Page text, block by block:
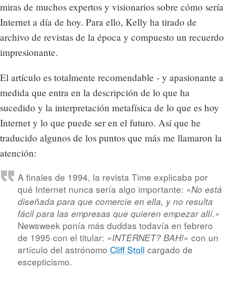
miras de muchos expertos y visionarios sobre cómo sería
Internet a día de hoy. Para ello, Kelly ha tirado de
archivo de revistas de la época y compuesto un recuerdo
impresionante.
El artículo es totalmente recomendable - y apasionante a
medida que entra en la descripción de lo que ha
sucedido y la interpretación metafísica de lo que es hoy
Internet y lo que puede ser en el futuro. Así que he
traducido algunos de los puntos que más me llamaron la
atención:
A finales de 1994, la revista Time explicaba por
qué Internet nunca sería algo importante: «No está
diseñada para que comercie en ella, y no resulta
fácil para las empresas que quieren empezar allí.»
Newsweek ponía más duddas todavía en febrero
de 1995 con el titular: «INTERNET? BAH!» con un
artículo del astrónomo Cliff Stoll cargado de
escepticismo.